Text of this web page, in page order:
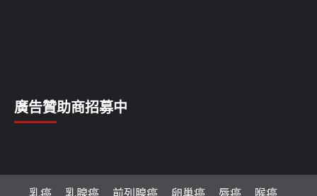
廣告贊助商招募中
乳癌 乳腺癌 前列腺癌 卵巢癌 唇癌 喉癌